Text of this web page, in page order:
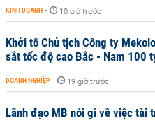
KINH DOANH - 10 giờ trước
Khởi tố Chủ tịch Công ty
sắt tốc độ cao Bắc - Nam 100
DOANH NGHIỆP - 19 giờ trước
Lãnh đạo MB nói gì về việc tài